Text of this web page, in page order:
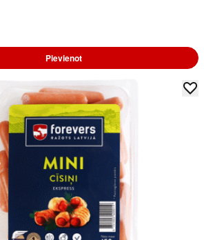
Pievienot